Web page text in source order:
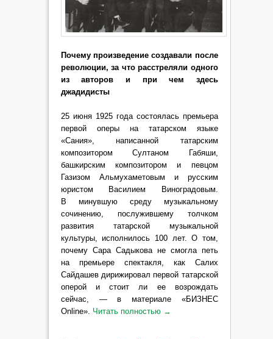
Почему произведение создавали после
революции, за что расстреляли одного
из авторов и при чем здесь
джадидисты
25 июня 1925 года состоялась премьера
первой оперы на татарском языке
«Сания», написанной татарским
композитором Султаном Габяши,
башкирским композитором и певцом
Газизом Альмухаметовым и русским
юристом Василием Виноградовым.
В минувшую среду музыкальному
сочинению, послужившему толчком
развития татарской музыкальной
культуры, исполнилось 100 лет. О том,
почему Сара Садыкова не смогла петь
на премьере спектакля, как Салих
Сайдашев дирижировал первой татарской
оперой и стоит ли ее возрождать
сейчас, — в материале «БИЗНЕС
Online». Читать полностью →